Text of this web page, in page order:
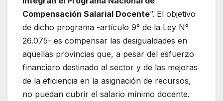
Compensación Salarial Docente”. El objetivo
de dicho programa -artículo 9° de la Ley N°
26.075- es compensar las desigualdades en
aquellas provincias que, a pesar del esfuerzo
financiero destinado al sector y de las mejoras
de la eficiencia en la asignación de recursos,
no puedan cubrir el salario mínimo docente.